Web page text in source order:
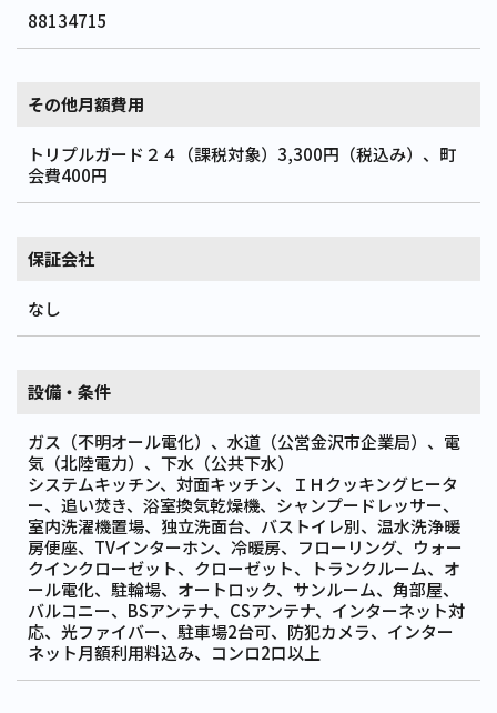
88134715
その他月額費用
トリプルガード２４（課税対象）3,300円（税込み）、町
会費400円
保証会社
なし
設備・条件
ガス（不明オール電化）、水道（公営金沢市企業局）、電
気（北陸電力）、下水（公共下水）
システムキッチン、対面キッチン、ＩＨクッキングヒータ
ー、追い焚き、浴室換気乾燥機、シャンプードレッサー、
室内洗濯機置場、独立洗面台、バストイレ別、温水洗浄暖
房便座、TVインターホン、冷暖房、フローリング、ウォー
クインクローゼット、クローゼット、トランクルーム、オ
ール電化、駐輪場、オートロック、サンルーム、角部屋、
バルコニー、BSアンテナ、CSアンテナ、インターネット対
応、光ファイバー、駐車場2台可、防犯カメラ、インター
ネット月額利用料込み、コンロ2口以上